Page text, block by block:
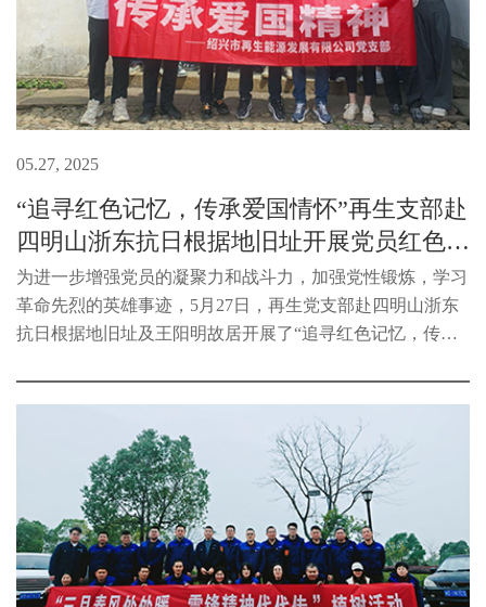
05.27, 2025
“追寻红色记忆，传承爱国情怀”再生支部赴
四明山浙东抗日根据地旧址开展党员红色考
察之旅
为进一步增强党员的凝聚力和战斗力，加强党性锻炼，学习
革命先烈的英雄事迹，5月27日，再生党支部赴四明山浙东
抗日根据地旧址及王阳明故居开展了“追寻红色记忆，传承